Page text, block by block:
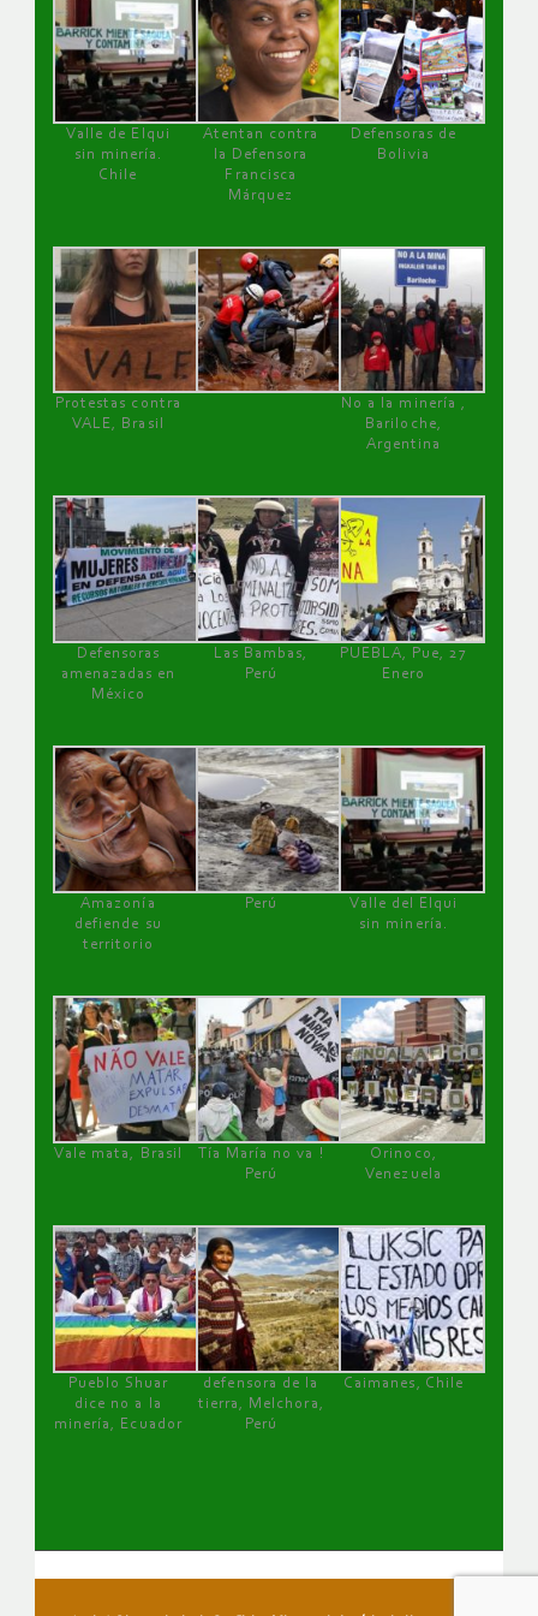
Valle de Elqui
sin minería.
Chile
Atentan contra
la Defensora
Francisca
Márquez
Defensoras de
Bolivia
Protestas contra
VALE, Brasil
No a la minería ,
Bariloche,
Argentina
Defensoras
amenazadas en
México
Las Bambas,
Perú
PUEBLA, Pue, 27
Enero
Amazonía
defiende su
territorio
Perú
Valle del Elqui
sin minería.
Vale mata, Brasil
Tía María no va !
Perú
Orinoco,
Venezuela
Pueblo Shuar
dice no a la
minería, Ecuador
defensora de la
tierra, Melchora,
Perú
Caimanes, Chile